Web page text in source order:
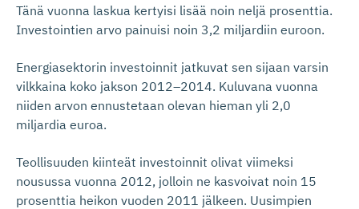
Tänä vuonna laskua kertyisi lisää noin neljä prosenttia.
Investointien arvo painuisi noin 3,2 miljardiin euroon.
Energiasektorin investoinnit jatkuvat sen sijaan varsin
vilkkaina koko jakson 2012–2014. Kuluvana vuonna
niiden arvon ennustetaan olevan hieman yli 2,0
miljardia euroa.
Teollisuuden kiinteät investoinnit olivat viimeksi
nousussa vuonna 2012, jolloin ne kasvoivat noin 15
prosenttia heikon vuoden 2011 jälkeen. Uusimpien